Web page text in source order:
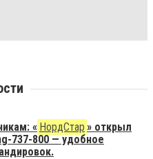
« НордСтар » открыл
737-800 — удобное